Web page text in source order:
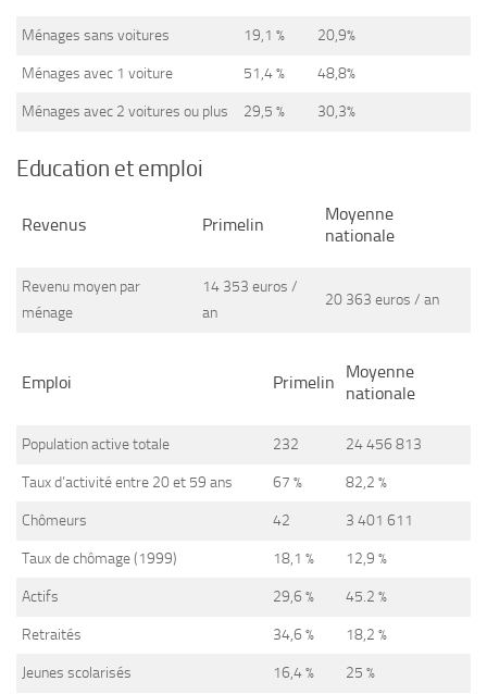
Ménages sans voitures 19,1 % 20,9%
Ménages avec 1 voiture 51,4 % 48,8%
Ménages avec 2 voitures ou plus 29,5 % 30,3%
Education et emploi
Revenus Primelin
Moyenne
nationale
Revenu moyen par
ménage
14 353 euros /
an
20 363 euros / an
Emploi Primelin
Moyenne
nationale
Population active totale 232 24 456 813
Taux d’activité entre 20 et 59 ans 67 % 82,2 %
Chômeurs 42 3 401 611
Taux de chômage (1999) 18,1 % 12,9 %
Actifs 29,6 % 45.2 %
Retraités 34,6 % 18,2 %
Jeunes scolarisés 16,4 % 25 %